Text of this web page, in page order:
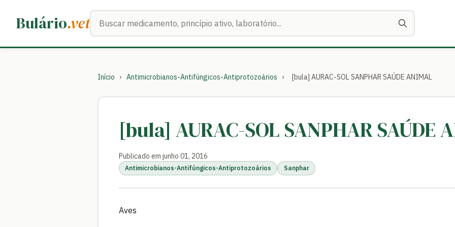
Bulário.vetBuscar medicamentos
Início › Antimicrobianos-Antifúngicos-Antiprotozoários › [bula] AURAC-SOL SANPHAR SAÚDE ANIMAL
[bula] AURAC-SOL SANPHAR SAÚDE
Publicado em junho 01, 2016
Antimicrobianos-Antifúngicos-Antiprotozoários Sanphar
Aves